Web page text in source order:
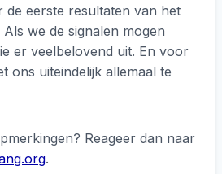
de eerste resultaten van het
we de signalen mogen
er veelbelovend uit. En voor
ons uiteindelijk allemaal te
Reageer dan naar
.